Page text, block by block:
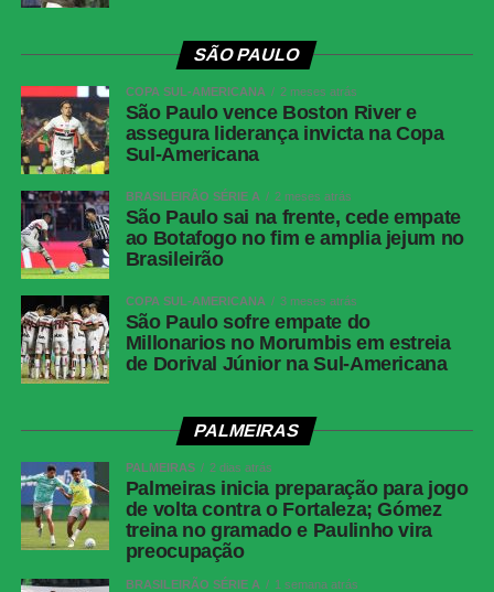
SÃO PAULO
COPA SUL-AMERICANA 2 meses atrás
São Paulo vence Boston River e
assegura liderança invicta na Copa
Sul-Americana
BRASILEIRÃO SÉRIE A 2 meses atrás
São Paulo sai na frente, cede empate
ao Botafogo no fim e amplia jejum no
Brasileirão
COPA SUL-AMERICANA 3 meses atrás
São Paulo sofre empate do
Millonarios no Morumbis em estreia
de Dorival Júnior na Sul-Americana
PALMEIRAS
PALMEIRAS 2 dias atrás
Palmeiras inicia preparação para jogo
de volta contra o Fortaleza; Gómez
treina no gramado e Paulinho vira
preocupação
BRASILEIRÃO SÉRIE A 1 semana atrás